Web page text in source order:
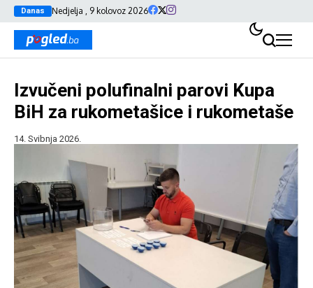
Danas Nedjelja , 9 kolovoz 2026
Izvučeni polufinalni parovi Kupa
BiH za rukometašice i rukometaše
14. Svibnja 2026.